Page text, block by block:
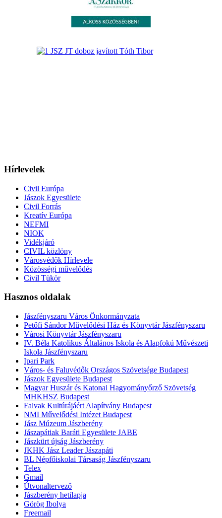
Hírlevelek
Civil Európa
Jászok Egyesülete
Civil Forrás
Kreatív Európa
NEFMI
NIOK
Vidékjáró
CIVIL közlöny
Városvédők Hírlevele
Közösségi művelődés
Civil Tükör
Hasznos oldalak
Jászfényszaru Város Önkormányzata
Petőfi Sándor Művelődési Ház és Könyvtár Jászfényszaru
Városi Könyvtár Jászfényszaru
IV. Béla Katolikus Általános Iskola és Alapfokú Művészeti
Iskola Jászfényszaru
Ipari Park
Város- és Faluvédők Országos Szövetsége Budapest
Jászok Egyesülete Budapest
Magyar Huszár és Katonai Hagyományőrző Szövetség
MHKHSZ Budapest
Falvak Kultúrájáért Alapítvány Budapest
NMI Művelődési Intézet Budapest
Jász Múzeum Jászberény
Jászapátiak Baráti Egyesülete JABE
Jászkürt újság Jászberény
JKHK Jász Leader Jászapáti
BL Népfőiskolai Társaság Jászfényszaru
Telex
Gmail
Útvonaltervező
Jászberény hetilapja
Görög Ibolya
Freemail